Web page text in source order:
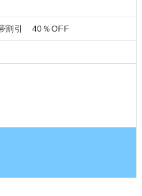
割引 40％OFF